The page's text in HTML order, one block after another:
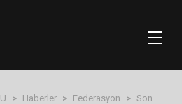
> Haberler > Federasyon > Son